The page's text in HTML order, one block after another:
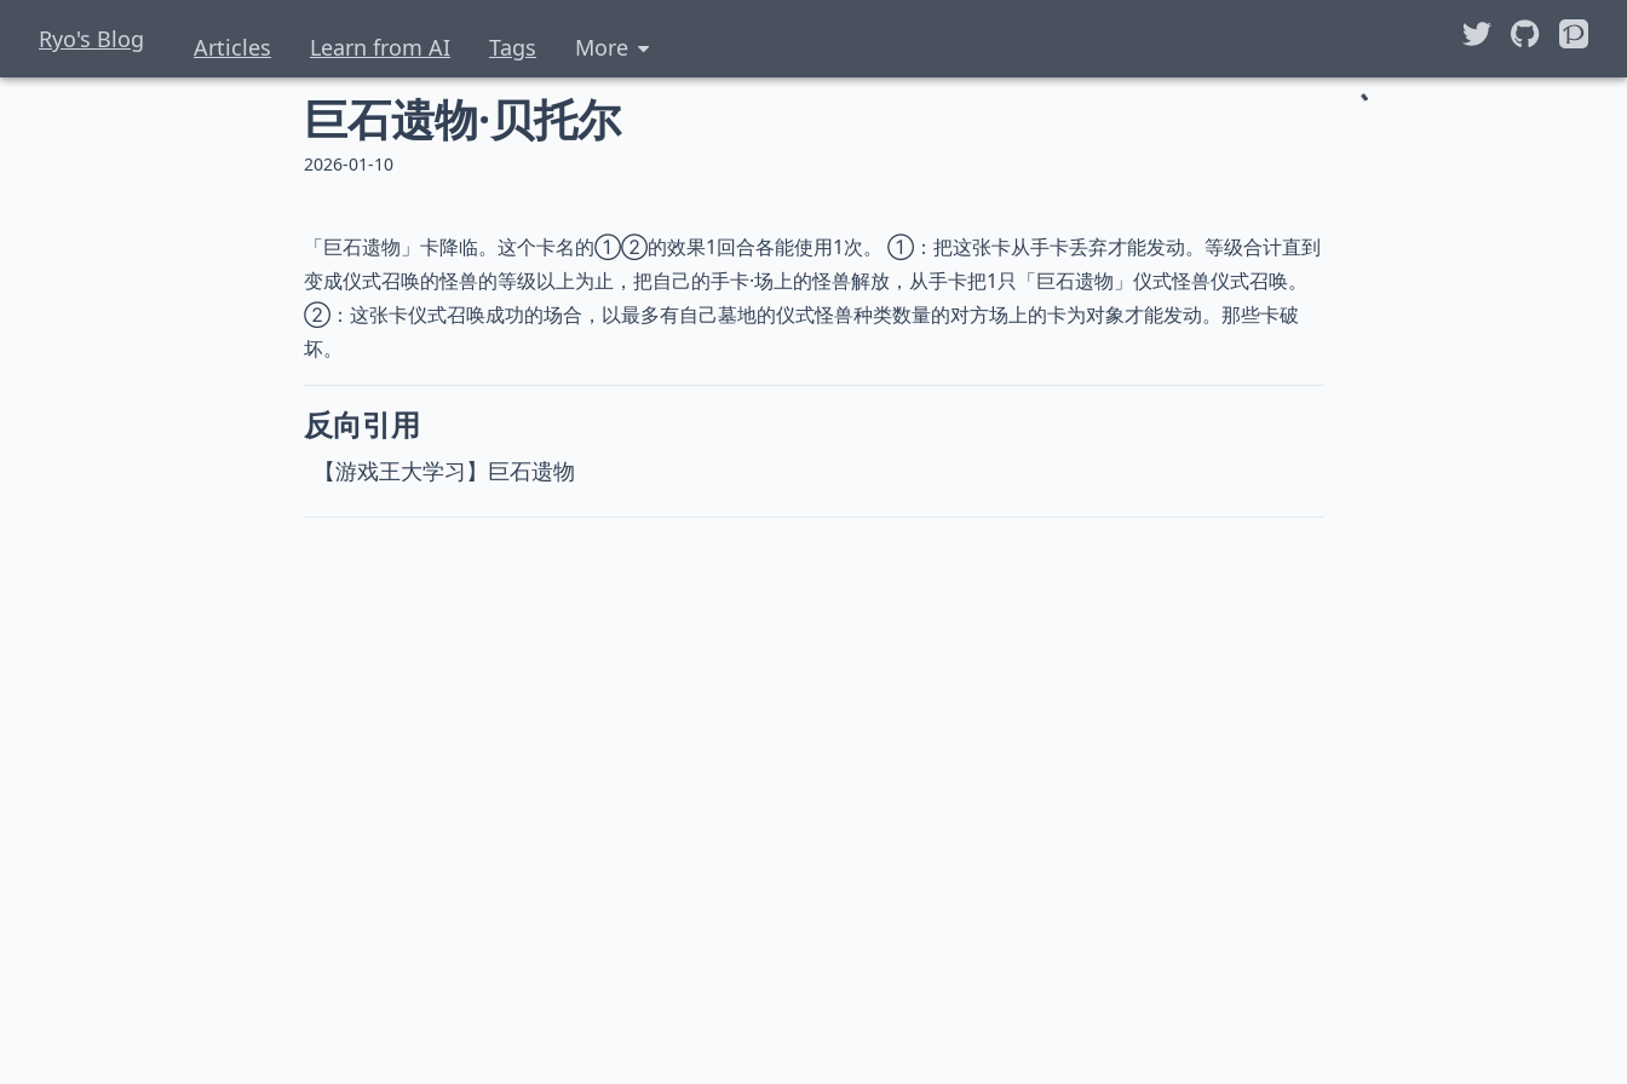
Ryo's Blog Articles Learn from AI Tags More
巨石遗物·贝托尔
2026-01-10
「巨石遗物」卡降临。这个卡名的①②的效果1回合各能使用1次。 ①：把这张卡从手卡丢弃才能发动。等级合计直到
变成仪式召唤的怪兽的等级以上为止，把自己的手卡·场上的怪兽解放，从手卡把1只「巨石遗物」仪式怪兽仪式召唤。
②：这张卡仪式召唤成功的场合，以最多有自己墓地的仪式怪兽种类数量的对方场上的卡为对象才能发动。那些卡破
坏。
反向引用
【游戏王大学习】巨石遗物